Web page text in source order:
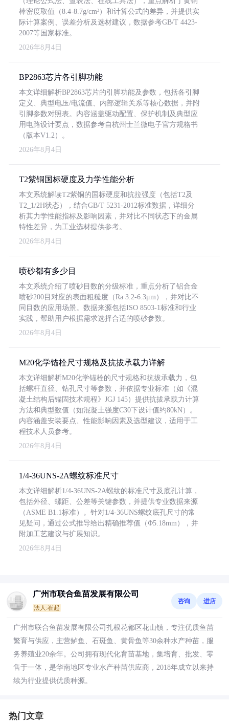
棒密度取值（8.4-8.7g/cm³）和计算公式的差异，并提供实
际计算案例、误差分析及选材建议，数据参考GB/T 4423-
2007等国家标准。
2026年8月4日
BP2863芯片各引脚功能
本文详细解析BP2863芯片的引脚功能及参数，包括各引脚
定义、典型电压/电流值、内部逻辑关系等核心数据，并附
引脚参数对照表。内容涵盖驱动配置、保护机制及典型应
用电路设计要点，数据参考自杭州士兰微电子官方规格书
（版本V1.2）。
2026年8月4日
T2紫铜国标硬度及力学性能分析
本文系统解读T2紫铜的国标硬度和抗拉强度（包括T2及
T2_1/2H状态），结合GB/T 5231-2012标准数据，详细分
析其力学性能指标及影响因素，并对比不同状态下的金属
特性差异，为工业选材提供参考。
2026年8月4日
喷砂都有多少目
本文系统介绍了喷砂目数的分级标准，重点分析了铝合金
喷砂200目对应的表面粗糙度（Ra 3.2-6.3μm），并对比不
同目数的应用场景。数据来源包括ISO 8503-1标准和行业
实践，帮助用户根据需求选择合适的喷砂参数。
2026年8月4日
M20化学锚栓尺寸规格及抗拔承载力详解
本文详细解析M20化学锚栓的尺寸规格和抗拔承载力，包
括螺杆直径、钻孔尺寸等参数，并依据专业标准（如《混
凝土结构后锚固技术规程》JGJ 145）提供抗拔承载力计算
方法和典型数值（如混凝土强度C30下设计值约80kN）。
内容涵盖安装要点、性能影响因素及选型建议，适用于工
程技术人员参考。
2026年8月4日
1/4-36UNS-2A螺纹标准尺寸
本文详细解析1/4-36UNS-2A螺纹的标准尺寸及底孔计算，
包括外径、螺距、公差等关键参数，并提供专业数据来源
（ASME B1.1标准）。针对1/4-36UNS螺纹底孔尺寸的常
见疑问，通过公式推导给出精确推荐值（Φ5.18mm），并
附加工艺建议与扩展知识。
2026年8月4日
广州市联合鱼苗发展有限公司
法人:崔起
咨询 进店
广州市联合鱼苗发展有限公司扎根花都区花山镇，专注优质鱼苗
繁育与供应，主营鲈鱼、石斑鱼、黄骨鱼等30余种水产种苗，服
务养殖业20余年。公司拥有现代化育苗基地，集培育、批发、零
售于一体，是华南地区专业水产种苗供应商，2018年成立以来持
续为行业提供优质种源。
热门文章